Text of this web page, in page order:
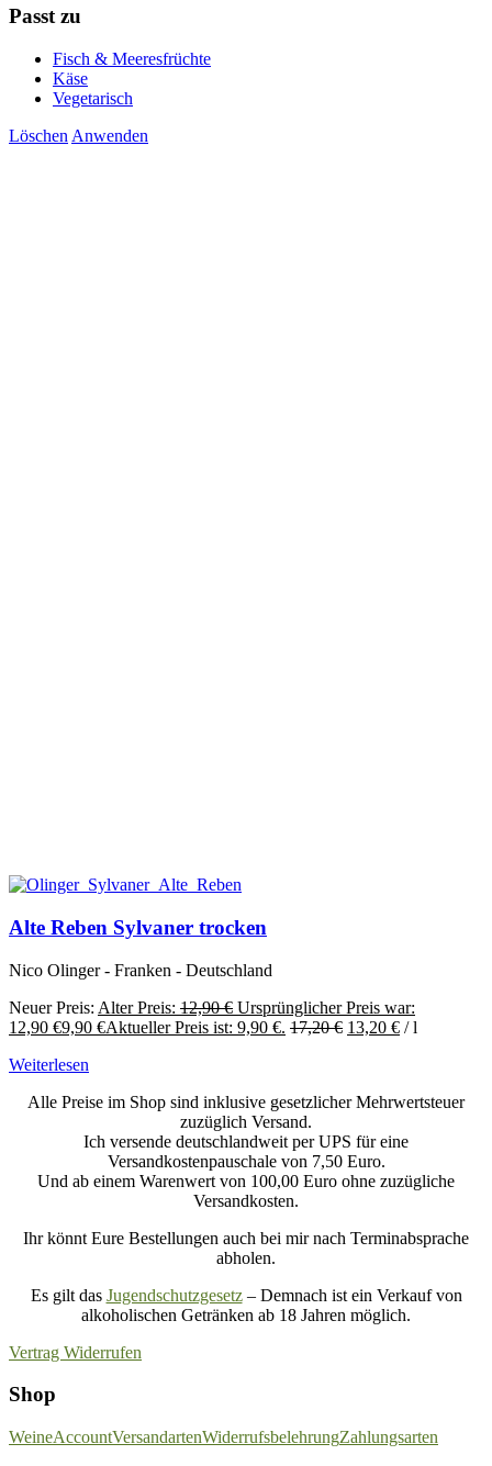
Passt zu
Fisch & Meeresfrüchte
Käse
Vegetarisch
Löschen Anwenden
Alte Reben Sylvaner trocken
Nico Olinger - Franken - Deutschland
Neuer Preis: Alter Preis: 12,90€ Ursprünglicher Preis war:
12,90 €9,90 €Aktueller Preis ist: 9,90 €. 17,20€ 13,20 € /l
Weiterlesen
Alle Preise im Shop sind inklusive gesetzlicher Mehrwertsteuer
zuzüglich Versand.
Ich versende deutschlandweit per UPS für eine
Versandkostenpauschale von 7,50 Euro.
Und ab einem Warenwert von 100,00 Euro ohne zuzügliche
Versandkosten.
Ihr könnt Eure Bestellungen auch bei mir nach Terminabsprache
abholen.
Es gilt das Jugendschutzgesetz– Demnach ist ein Verkauf von
alkoholischen Getränken ab 18 Jahren möglich.
Vertrag Widerrufen
Shop
WeineAccountVersandartenWiderrufsbelehrungZahlungsarten